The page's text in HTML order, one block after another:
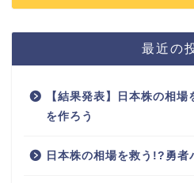
最近の
【結果発表】日本株の相
を作ろう
日本株の相場を救う!?勇者